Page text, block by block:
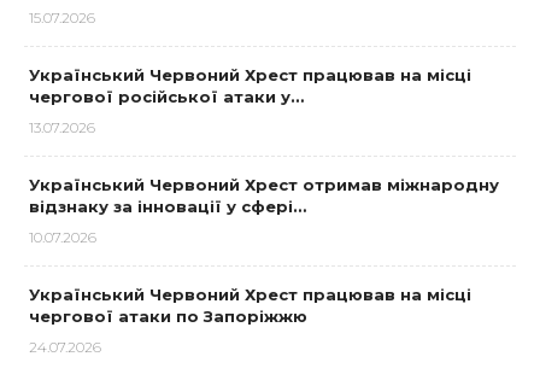
15.07.2026
Український Червоний Хрест працював на місці
чергової російської атаки у…
13.07.2026
Український Червоний Хрест отримав міжнародну
відзнаку за інновації у сфері…
10.07.2026
Український Червоний Хрест працював на місці
чергової атаки по Запоріжжю
24.07.2026